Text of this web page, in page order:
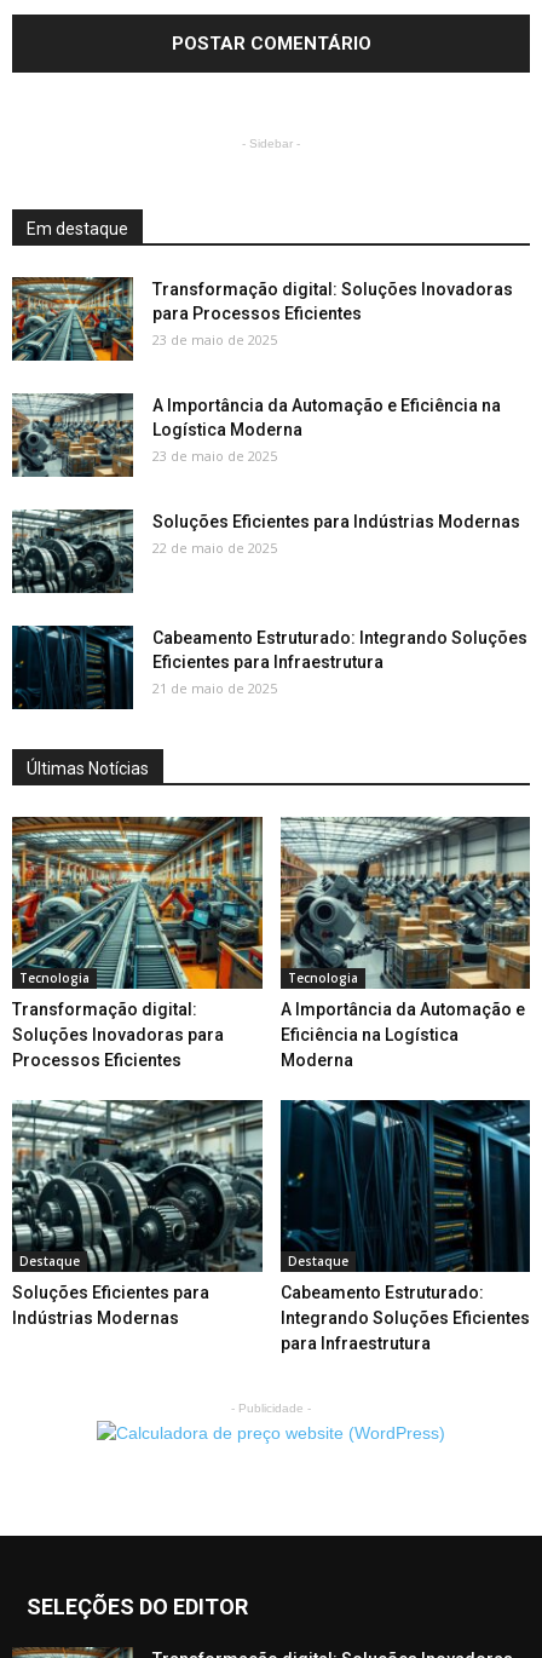
- Sidebar -
Em destaque
Transformação digital: Soluções Inovadoras
para Processos Eficientes
23 de maio de 2025
A Importância da Automação e Eficiência na
Logística Moderna
23 de maio de 2025
Soluções Eficientes para Indústrias Modernas
22 de maio de 2025
Cabeamento Estruturado: Integrando Soluções
Eficientes para Infraestrutura
21 de maio de 2025
Últimas Notícias
Tecnologia
Transformação digital:
Soluções Inovadoras para
Processos Eficientes
Tecnologia
A Importância da Automação e
Eficiência na Logística
Moderna
Destaque
Soluções Eficientes para
Indústrias Modernas
Destaque
Cabeamento Estruturado:
Integrando Soluções Eficientes
para Infraestrutura
- Publicidade -
SELEÇÕES DO EDITOR